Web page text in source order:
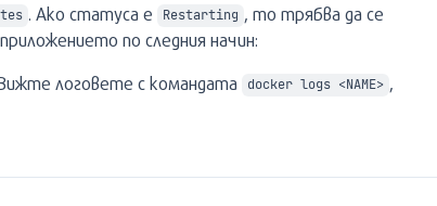
. Ако статуса е Restarting
, то трябва да се
по следния начин:
Вижте логовете с командата docker logs <NAME>